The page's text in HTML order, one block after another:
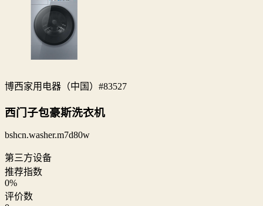
博西家用电器（中国） #83527
西门子包豪斯洗衣机
bshcn.washer.m7d80w
第三方设备
推荐指数
0%
评价数